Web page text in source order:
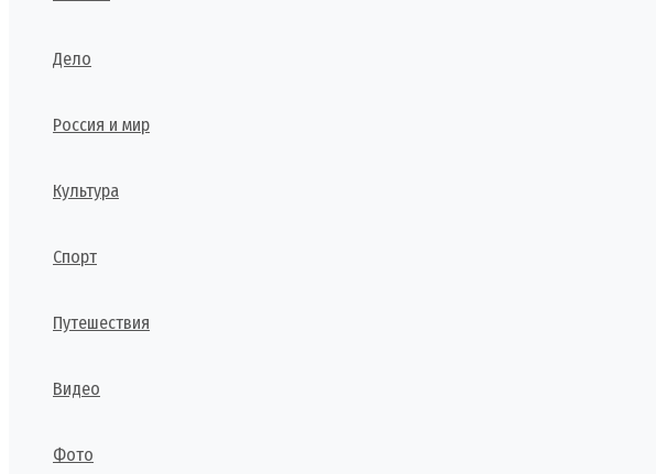
Дело
Россия и мир
Культура
Спорт
Путешествия
Видео
Фото